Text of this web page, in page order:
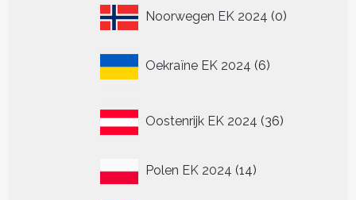
Noorwegen EK 2024 00
Oekraïne EK 2024 6
producten
Oostenrijk EK 2024 36
producten
Polen EK 2024 1414